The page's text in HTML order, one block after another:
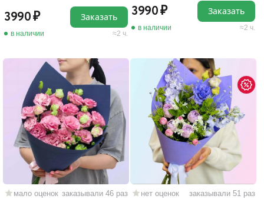
3990
в наличии 2 ч.
Заказать 3990
в наличии 2 ч.
Заказать
мало оценок заказывали 46 раз нет оценок заказывали 51 раз